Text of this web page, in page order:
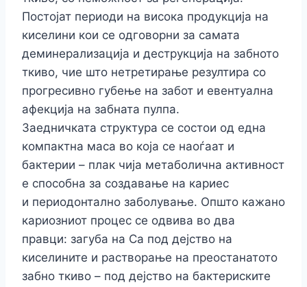
Постојат периоди на висока продукција на
киселини кои се одговорни за самата
деминерализација и деструкција на забното
ткиво, чие што нетретирање резултира со
прогресивно губење на забот и евентуална
афекција на забната пулпа.
Заедничката структура се состои од една
компактна маса во која се наоѓаат и
бактерии – плак чија метаболична активност
е способна за создавање на кариес
и периодонтално заболување. Општо кажано
кариозниот процес се одвива во два
правци: загуба на Ca под дејство на
киселините и растворање на преостанатото
забно ткиво – под дејство на бактериските